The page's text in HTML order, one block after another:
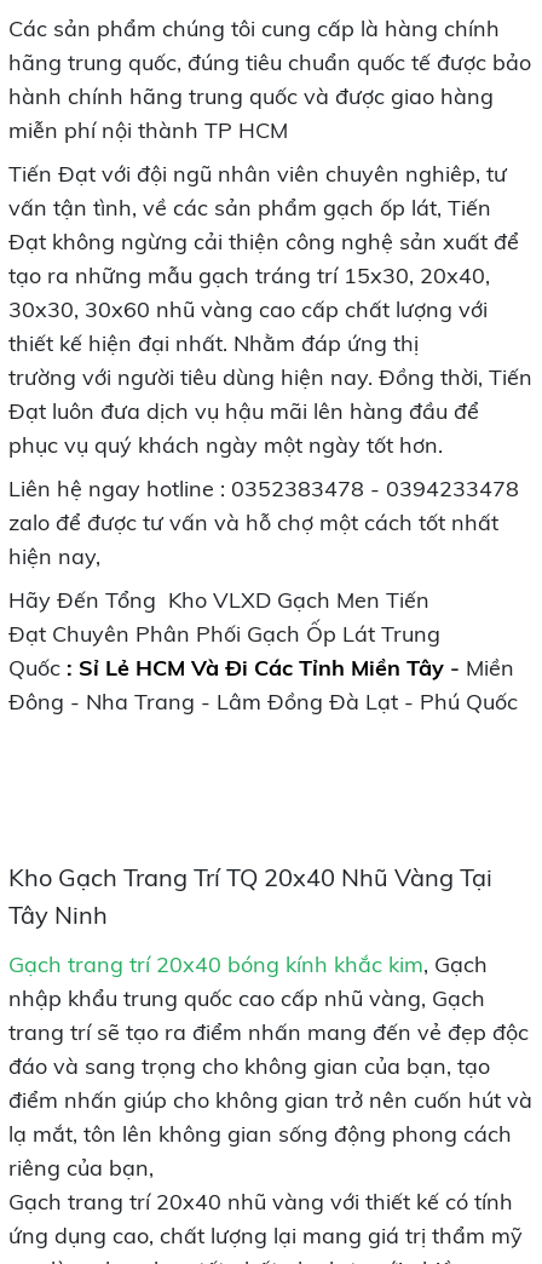
Các sản phẩm chúng tôi cung cấp là hàng chính
hãng trung quốc, đúng tiêu chuẩn quốc tế được bảo
hành chính hãng trung quốc và được giao hàng
miễn phí nội thành TP HCM
Tiến Đạt với đội ngũ nhân viên chuyên nghiêp, tư
vấn tận tình, về các sản phẩm gạch ốp lát, Tiến
Đạt không ngừng cải thiện công nghệ sản xuất để
tạo ra những mẫu gạch tráng trí 15x30, 20x40,
30x30, 30x60 nhũ vàng cao cấp chất lượng với
thiết kế hiện đại nhất. Nhằm đáp ứng thị
trường với người tiêu dùng hiện nay. Đồng thời, Tiến
Đạt luôn đưa dịch vụ hậu mãi lên hàng đầu để
phục vụ quý khách ngày một ngày tốt hơn.
Liên hệ ngay hotline : 0352383478 - 0394233478
zalo để được tư vấn và hỗ chợ một cách tốt nhất
hiện nay,
Hãy Đến Tổng Kho VLXD Gạch Men Tiến
Đạt Chuyên Phân Phối Gạch Ốp Lát Trung
Quốc : Sỉ Lẻ HCM Và Đi Các Tỉnh Miền Tây - Miền
Đông - Nha Trang - Lâm Đồng Đà Lạt - Phú Quốc
Kho Gạch Trang Trí TQ 20x40 Nhũ Vàng Tại
Tây Ninh
Gạch trang trí 20x40 bóng kính khắc kim, Gạch
nhập khẩu trung quốc cao cấp nhũ vàng, Gạch
trang trí sẽ tạo ra điểm nhấn mang đến vẻ đẹp độc
đáo và sang trọng cho không gian của bạn, tạo
điểm nhấn giúp cho không gian trở nên cuốn hút và
lạ mắt, tôn lên không gian sống động phong cách
riêng của bạn,
Gạch trang trí 20x40 nhũ vàng với thiết kế có tính
ứng dụng cao, chất lượng lại mang giá trị thẩm mỹ